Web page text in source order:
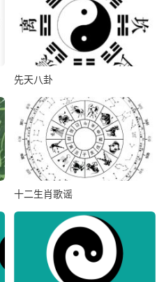
先天八卦
十二生肖歌谣